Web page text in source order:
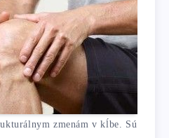
zmenám v kĺbe. Sú